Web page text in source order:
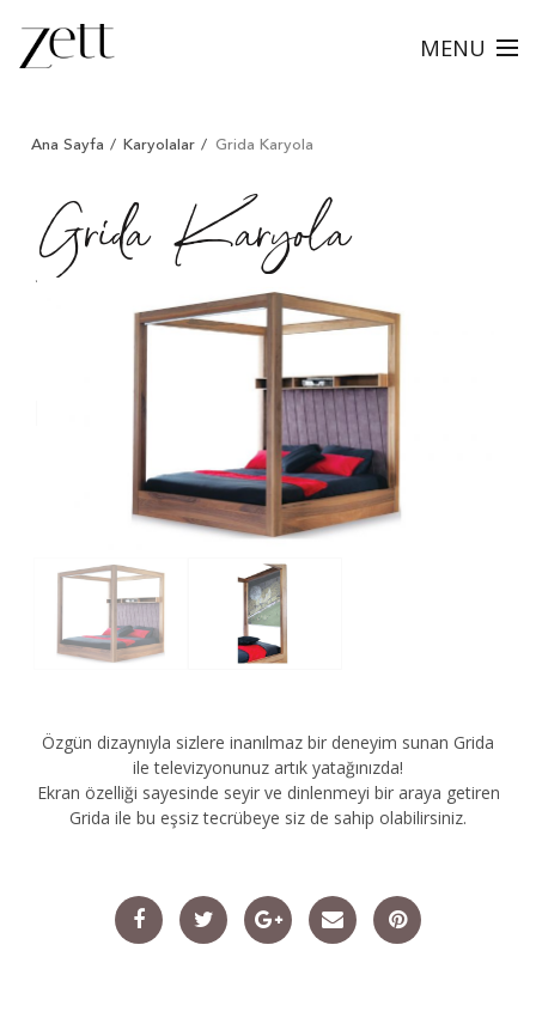
MENU
Ana Sayfa //Karyolalar / Grida Karyola
Grida Karyola
Özgün dizaynıyla sizlere inanılmaz bir deneyim sunan Grida
ile televizyonunuz artık yatağınızda!
Ekran özelliği sayesinde seyir ve dinlenmeyi bir araya getiren
Grida ile bu eşsiz tecrübeye siz de sahip olabilirsiniz.